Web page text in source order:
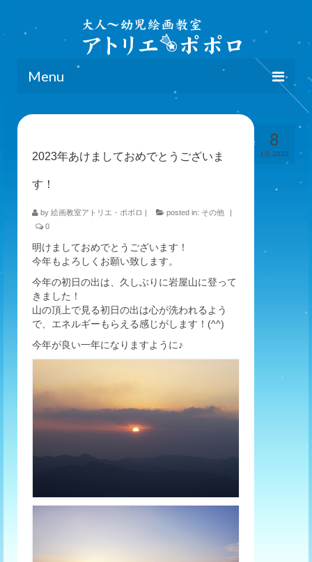
Menu
home
ブログ
お申し込み
8
1月 2023
2023年あけましておめでとうございま
す！
by 絵画教室アトリエ・ポポロ | posted in: その他
|
0
明けましておめでとうございます！
今年もよろしくお願い致します。
今年の初日の出は、久しぶりに岩屋山に登って
きました！
山の頂上で見る初日の出は心が洗われるよう
で、エネルギーもらえる感じがします！(^^)
今年が良い一年になりますように♪